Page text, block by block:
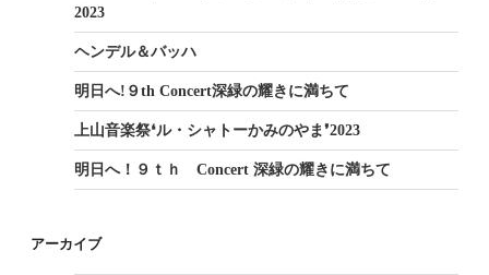
2023
ヘンデル＆バッハ
明日へ!９th Concert深緑の耀きに満ちて
上山音楽祭❛ル・シャトーかみのやま❜2023
明日へ！９ｔｈ Concert 深緑の耀きに満ちて
アーカイブ